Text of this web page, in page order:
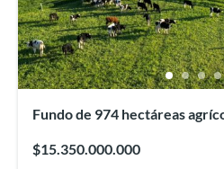
Fundo de 974 hectáreas
$15.350.000.000